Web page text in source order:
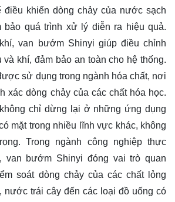
khiển dòng chảy của nước sạch
bảo quá trình xử lý diễn ra hiệu quả.
van bướm Shinyi giúp điều chỉnh
và khí, đảm bảo an toàn cho hệ thống.
sử dụng trong ngành hóa chất, nơi
xác dòng chảy của các chất hóa học.
chỉ dừng lại ở những ứng dụng
mặt trong nhiều lĩnh vực khác, không
Trong ngành công nghiệp thực
van bướm Shinyi đóng vai trò quan
soát dòng chảy của các chất lỏng
nước trái cây đến các loại đồ uống có